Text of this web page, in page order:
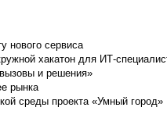
нового сервиса
хакатон для ИТ-
и решения»
рынка
среды проекта «Умный